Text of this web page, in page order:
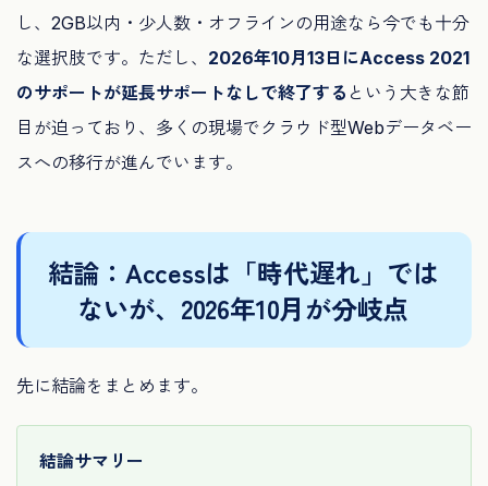
し、2GB以内・少人数・オフラインの用途なら今でも十分
な選択肢です。ただし、 2026年10月13日にAccess 2021
のサポートが延長サポートなしで終了する という大きな節
目が迫っており、多くの現場でクラウド型Webデータベー
スへの移行が進んでいます。
結論：Accessは「時代遅れ」では
ないが、2026年10月が分岐点
先に結論をまとめます。
結論サマリー